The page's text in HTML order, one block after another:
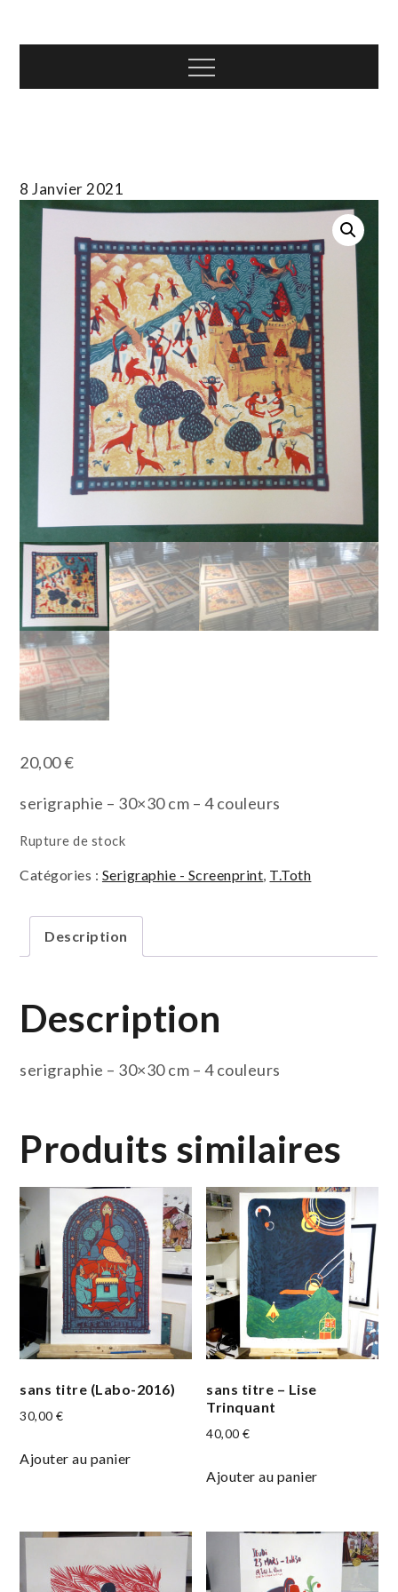
T.TOTH Menu
8 Janvier 2021
20,00€
serigraphie – 30×30 cm – 4 couleurs
Rupture de stock
Catégories : Serigraphie - Screenprint T.Toth
Description
Description
serigraphie – 30×30 cm – 4 couleurs
Produits similaires
sans titre (Labo-2016)
30,00€
Ajouter au panier
sans titre – Lise
Trinquant
40,00€
Ajouter au panier